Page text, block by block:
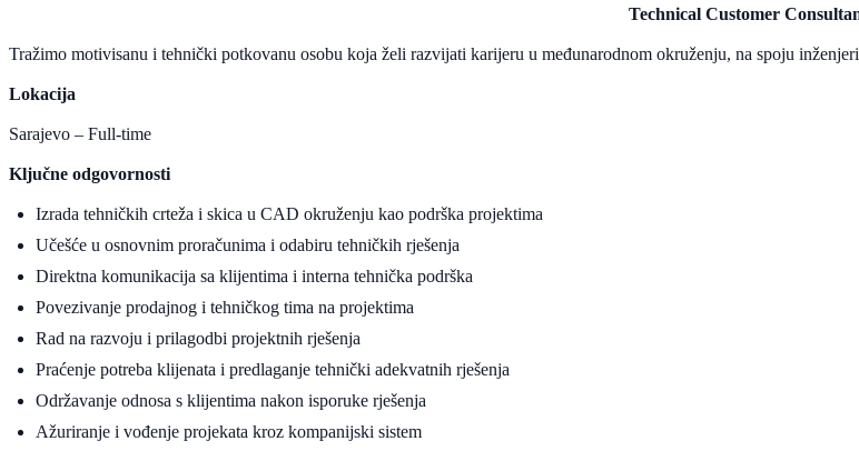
Technical Customer
Tražimo motivisanu i tehnički potkovanu osobu koja želi razvijati karijeru u međunarodnom okruženju, na spoju
Lokacija
Sarajevo – Full-time
Ključne odgovornosti
Izrada tehničkih crteža i skica u CAD okruženju kao podrška projektima
Učešće u osnovnim proračunima i odabiru tehničkih rješenja
Direktna komunikacija sa klijentima i interna tehnička podrška
Povezivanje prodajnog i tehničkog tima na projektima
Rad na razvoju i prilagodbi projektnih rješenja
Praćenje potreba klijenata i predlaganje tehnički adekvatnih rješenja
Održavanje odnosa s klijentima nakon isporuke rješenja
Ažuriranje i vođenje projekata kroz kompanijski sistem